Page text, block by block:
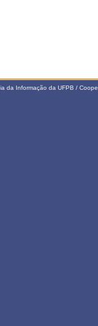
da Informação da UFPB /